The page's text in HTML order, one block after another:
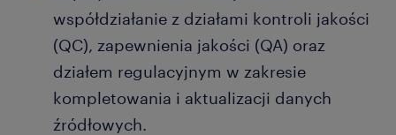
współdziałanie z działami kontroli jakości
(QC), zapewnienia jakości (QA) oraz
działem regulacyjnym w zakresie
kompletowania i aktualizacji danych
źródłowych.